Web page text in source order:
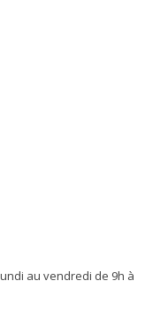
au vendredi de 9h à